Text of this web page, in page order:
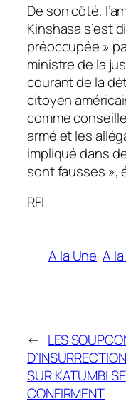
De son côté,
Kinshasa s’est
préoccupée »
ministre de la
courant de la
citoyen
comme
armé et les
impliqué dans
sont fausses »,
RFI
A la Une A
← LES
D’INSURRECTION
SUR KATUMBI SE
CONFIRMENT